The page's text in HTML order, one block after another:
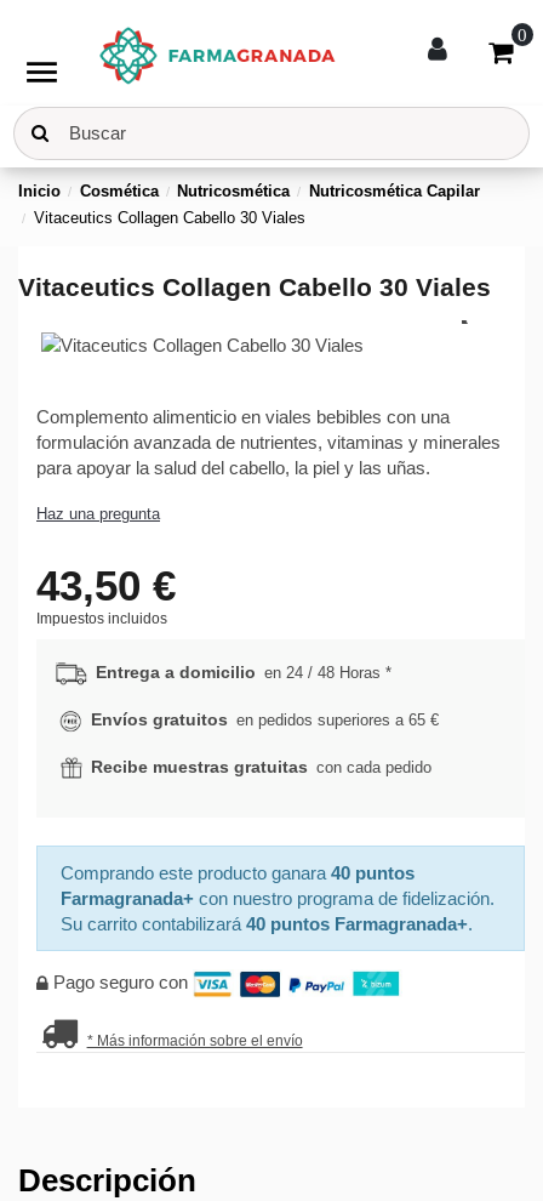
menu
0
Inicio Cosmética Nutricosmética
Nutricosmética Capilar
Vitaceutics Collagen Cabello 30 Viales
Vitaceutics Collagen Cabello 30 Viales
Complemento alimenticio en viales bebibles con una
formulación avanzada de nutrientes, vitaminas y minerales
para apoyar la salud del cabello, la piel y las uñas.
Haz una pregunta
43,50 €
Impuestos incluidos
Entrega a domicilio en 24 / 48 Horas *
Envíos gratuitos en pedidos superiores a 65 €
Recibe muestras gratuitas con cada pedido
Comprando este producto ganara 40 puntos
Farmagranada+con nuestro programa de fidelización.
Su carrito contabilizará 40 puntos Farmagranada+.
Pago seguro con
* Más información sobre el envío
Descripción